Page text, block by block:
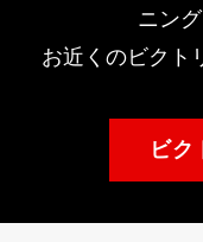
ニン
お近くのビクト
ビク